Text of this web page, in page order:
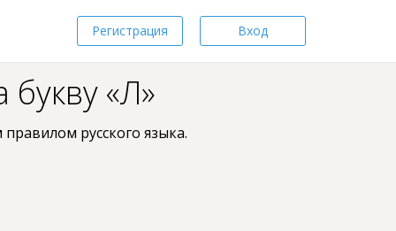
Регистрация Вход
«Л»
pyccкoгo языкa.